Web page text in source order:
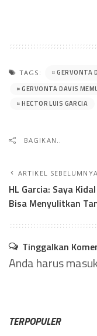
TAGS:
GERVONTA
GERVONTA DAVIS
HECTOR LUIS GARCIA
BAGIKAN..
ARTIKEL SEBELUMNYA
HL Garcia: Saya
Bisa Menyulitkan
Tinggalkan
Anda harus
TERPOPULER